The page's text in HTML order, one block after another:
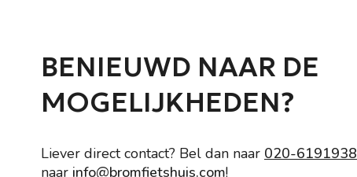
BENIEUWD NAAR DE
MOGELIJKHEDEN?
Liever direct contact? Bel dan naar 020-6191938
naar info@bromfietshuis.com!